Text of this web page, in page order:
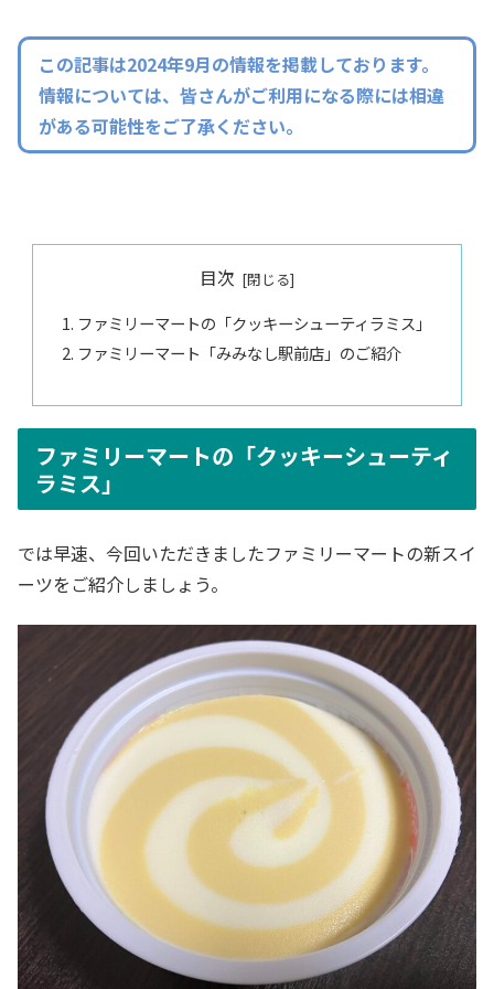
この記事は2024年9月の情報を掲載しております。
情報については、皆さんがご利用になる際には相違
がある可能性をご了承ください。
目次
ファミリーマートの「クッキーシューティラミス」
ファミリーマート「みみなし駅前店」のご紹介
ファミリーマートの「クッキーシューティ
ラミス」
では早速、今回いただきましたファミリーマートの新スイ
ーツをご紹介しましょう。